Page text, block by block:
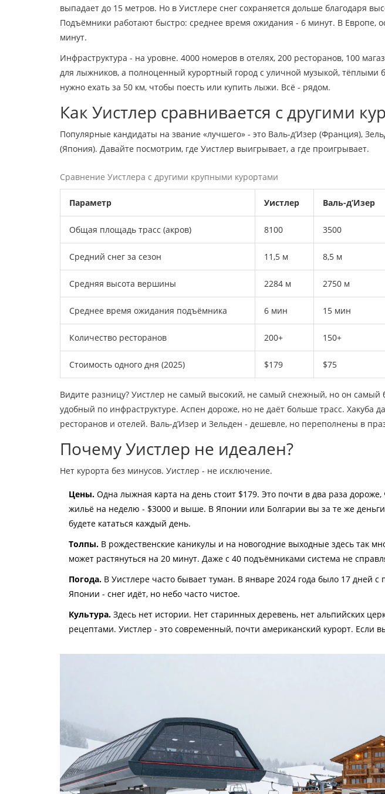
выпадает до 15 метров. Но в Уистлере снег сохраняется дольше благодаря
Подъёмники работают быстро: среднее время ожидания - 6 минут. В Европе,
минут.
Инфраструктура - на уровне. 4000 номеров в отелях, 200 ресторанов, 100
для лыжников, а полноценный курортный город с уличной музыкой, тёплыми
нужно ехать за 50 км, чтобы поесть или купить лыжи. Всё - рядом.
Как Уистлер сравнивается с другими
Популярные кандидаты на звание «лучшего» - это Валь-д’Изер (Франция),
(Япония). Давайте посмотрим, где Уистлер выигрывает, а где проигрывает.
Сравнение Уистлера с другими крупными курортами
Параметр Уистлер Валь-д’Изер
Общая площадь трасс (акров) 8100 3500
Средний снег за сезон 11,5 м 8,5 м
Средняя высота вершины 2284 м 2750 м
Среднее время ожидания подъёмника 6 мин 15 мин
Количество ресторанов 200+ 150+
Стоимость одного дня (2025) $179 $75
Видите разницу? Уистлер не самый высокий, не самый снежный, но он
удобный по инфраструктуре. Аспен дороже, но не даёт больше трасс. Хакуба
ресторанов и отелей. Валь-д’Изер и Зельден - дешевле, но переполнены в
Почему Уистлер не идеален?
Нет курорта без минусов. Уистлер - не исключение.
Цены. Одна лыжная карта на день стоит $179. Это почти в два раза
жильё на неделю - $3000 и выше. В Японии или Болгарии вы за те же
будете кататься каждый день.
Толпы. В рождественские каникулы и на новогодние выходные здесь так
может растянуться на 20 минут. Даже с 40 подъёмниками система не
Погода. В Уистлере часто бывает туман. В январе 2024 года было 17 дней
Японии - снег идёт, но небо часто чистое.
Культура. Здесь нет истории. Нет старинных деревень, нет альпийских
рецептами. Уистлер - это современный, почти американский курорт. Если